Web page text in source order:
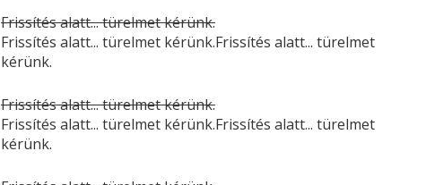
Frissítés alatt... türelmet kérünk.
Frissítés alatt... türelmet kérünk.Frissítés alatt... türelmet
kérünk.
Frissítés alatt... türelmet kérünk.
Frissítés alatt... türelmet kérünk.Frissítés alatt... türelmet
kérünk.